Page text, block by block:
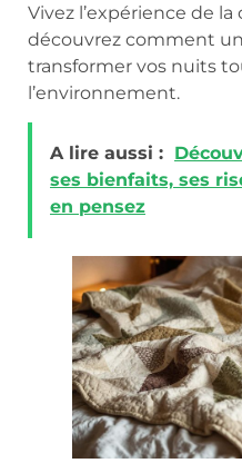
Vivez l’expérience de
découvrez comment
transformer vos nuits
l’environnement.
A lire aussi :
ses bienfaits, ses
en pensez